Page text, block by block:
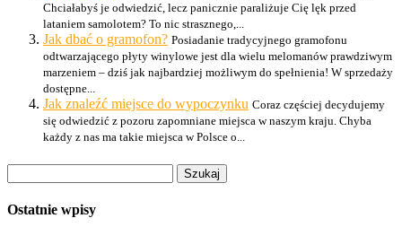
Chciałabyś je odwiedzić, lecz panicznie paraliżuje Cię lęk przed
lataniem samolotem? To nic strasznego,...
Jak dbać o gramofon? Posiadanie tradycyjnego gramofonu
odtwarzającego płyty winylowe jest dla wielu melomanów prawdziwym
marzeniem – dziś jak najbardziej możliwym do spełnienia! W sprzedaży
dostępne...
Jak znaleźć miejsce do wypoczynku Coraz częściej decydujemy
się odwiedzić z pozoru zapomniane miejsca w naszym kraju. Chyba
każdy z nas ma takie miejsca w Polsce o...
Ostatnie wpisy